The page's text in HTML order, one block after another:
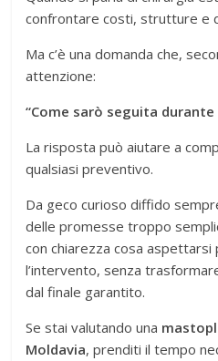
confrontare costi, strutture e
Ma c’è una domanda che,
attenzione:
“Come sarò seguita
La risposta può aiutare a
qualsiasi preventivo.
Da geco curioso diffido
delle promesse troppo
con chiarezza cosa
l’intervento, senza
dal finale garantito.
Se stai valutando una
Moldavia, prenditi il tempo